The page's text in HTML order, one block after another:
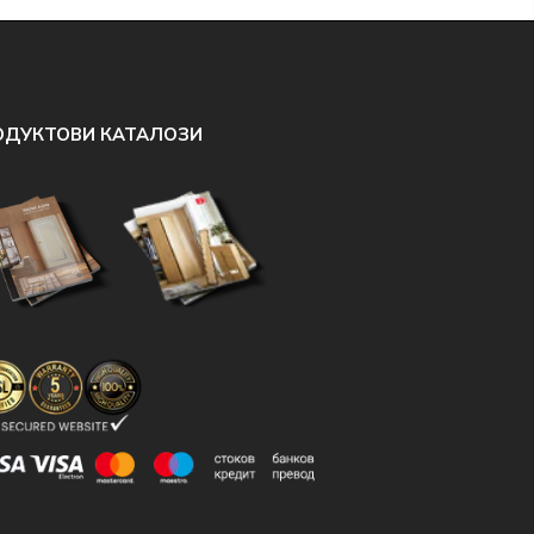
че той се осъществява доста бързо и лесно.
което ще ви се налага да правите, е
КАТАЛОЗИ